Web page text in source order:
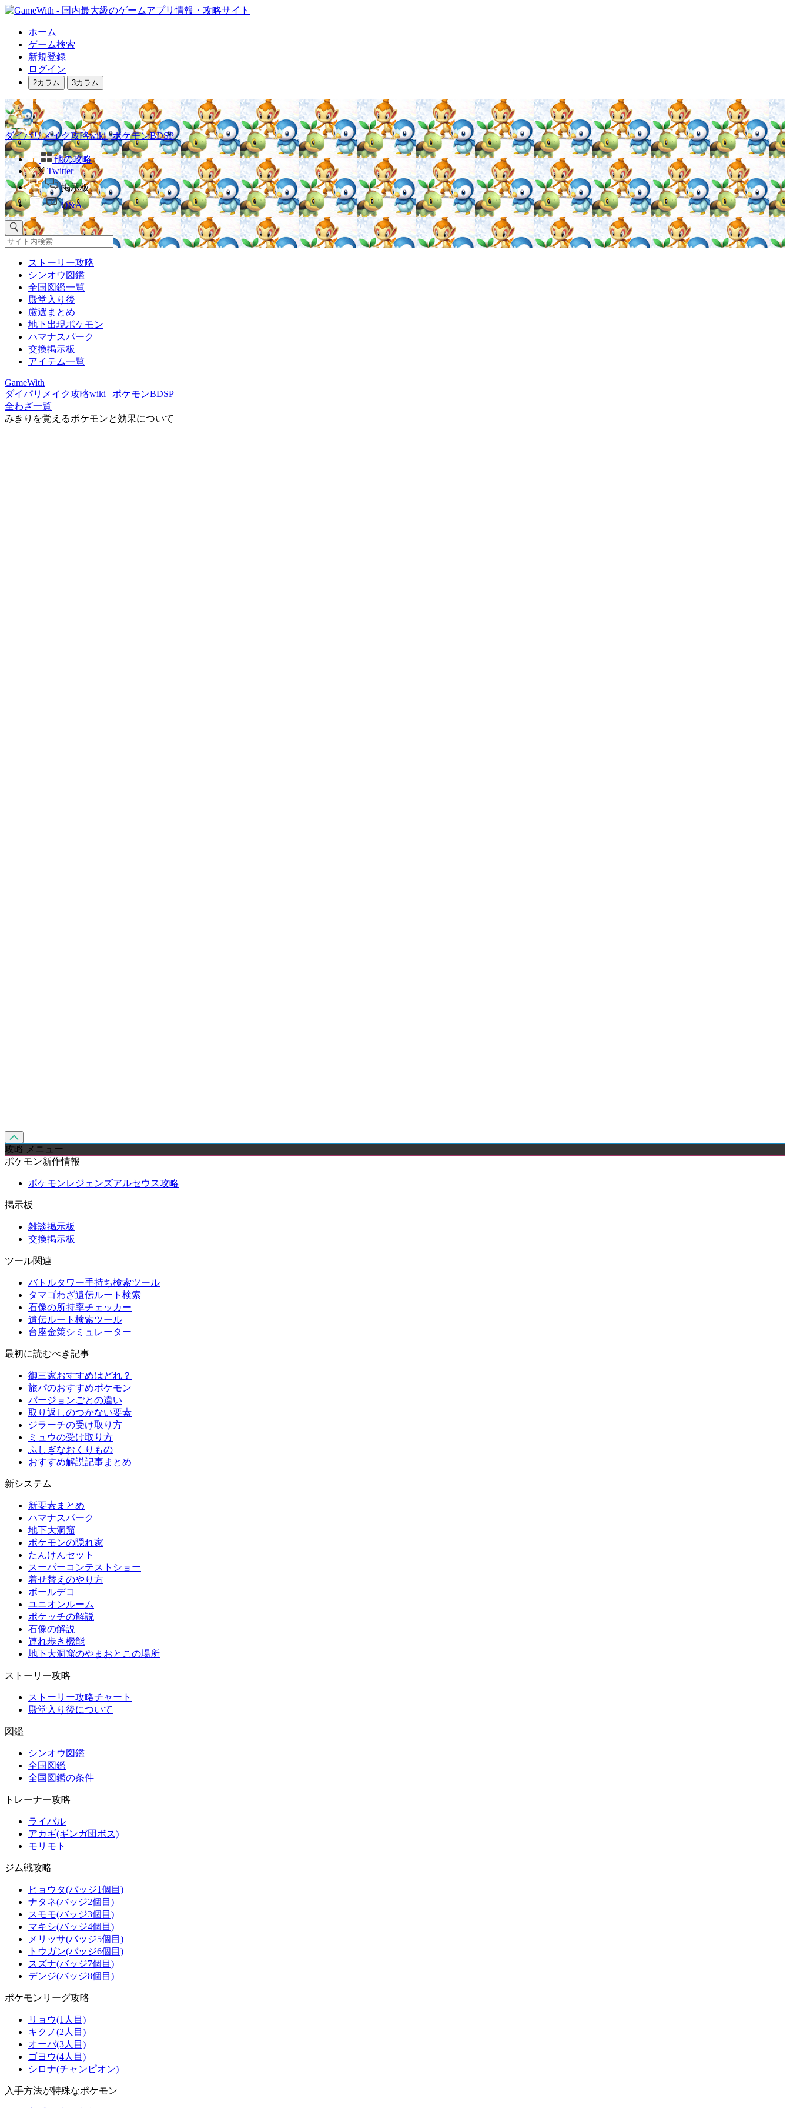
ホーム
ゲーム検索
新規登録
ログイン
2カラム 3カラム
ダイパリメイク攻略wiki | ポケモンBDSP
他の攻略
Twitter
掲示板
Q&A
ストーリー攻略
シンオウ図鑑
全国図鑑一覧
殿堂入り後
厳選まとめ
地下出現ポケモン
ハマナスパーク
交換掲示板
アイテム一覧
GameWith
ダイパリメイク攻略wiki | ポケモンBDSP
全わざ一覧
みきりを覚えるポケモンと効果について
攻略 メニュー
ポケモン新作情報
ポケモンレジェンズアルセウス攻略
掲示板
雑談掲示板
交換掲示板
ツール関連
バトルタワー手持ち検索ツール
タマゴわざ遺伝ルート検索
石像の所持率チェッカー
遺伝ルート検索ツール
台座金策シミュレーター
最初に読むべき記事
御三家おすすめはどれ？
旅パのおすすめポケモン
バージョンごとの違い
取り返しのつかない要素
ジラーチの受け取り方
ミュウの受け取り方
ふしぎなおくりもの
おすすめ解説記事まとめ
新システム
新要素まとめ
ハマナスパーク
地下大洞窟
ポケモンの隠れ家
たんけんセット
スーパーコンテストショー
着せ替えのやり方
ボールデコ
ユニオンルーム
ポケッチの解説
石像の解説
連れ歩き機能
地下大洞窟のやまおとこの場所
ストーリー攻略
ストーリー攻略チャート
殿堂入り後について
図鑑
シンオウ図鑑
全国図鑑
全国図鑑の条件
トレーナー攻略
ライバル
アカギ(ギンガ団ボス)
モリモト
ジム戦攻略
ヒョウタ(バッジ1個目)
ナタネ(バッジ2個目)
スモモ(バッジ3個目)
マキシ(バッジ4個目)
メリッサ(バッジ5個目)
トウガン(バッジ6個目)
スズナ(バッジ7個目)
デンジ(バッジ8個目)
ポケモンリーグ攻略
リョウ(1人目)
キクノ(2人目)
オーバ(3人目)
ゴヨウ(4人目)
シロナ(チャンピオン)
入手方法が特殊なポケモン